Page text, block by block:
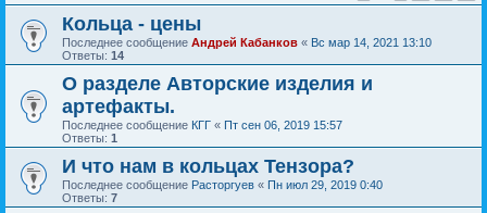
Кольца - цены
Последнее сообщение Андрей Кабанков « Вс мар 14, 2021 13:10
Ответы: 14
О разделе Авторские изделия и
артефакты.
Последнее сообщение КГГ « Пт сен 06, 2019 15:57
Ответы: 1
И что нам в кольцах Тензора?
Последнее сообщение Расторгуев « Пн июл 29, 2019 0:40
Ответы: 7